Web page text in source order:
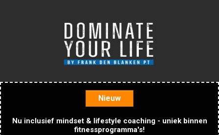
Nieuw
Nu inclusief mindset & lifestyle coaching - uniek binnen
fitnessprogramma's!